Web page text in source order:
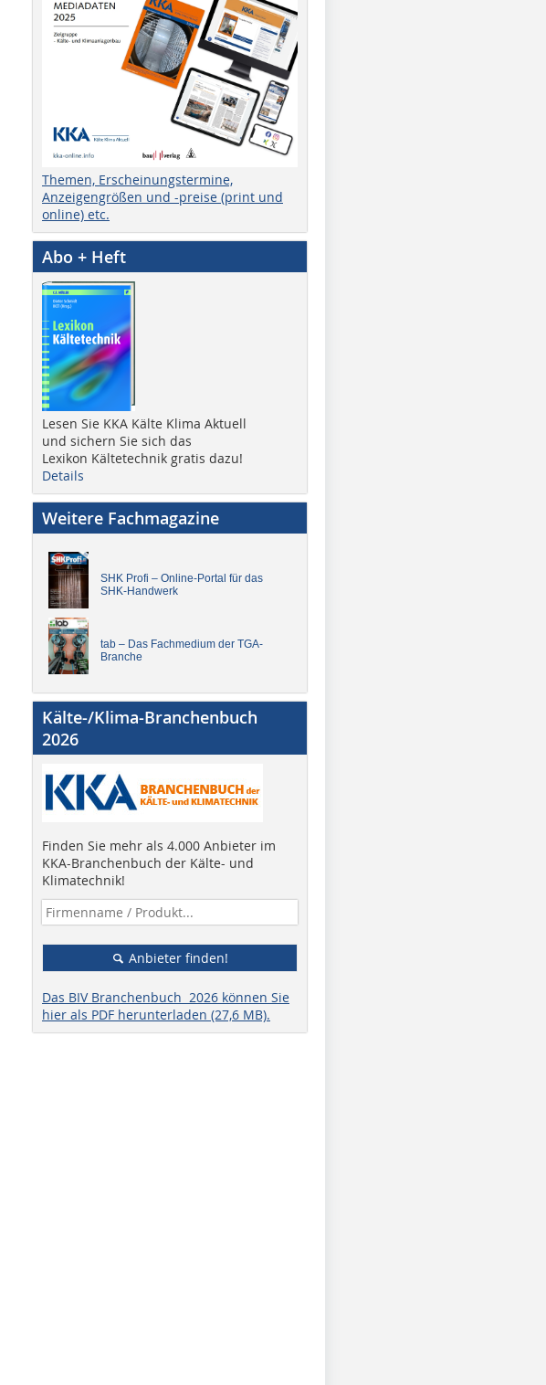
Themen, Erscheinungstermine,
Anzeigengrößen und -preise (print und
online) etc.
Abo + Heft
Lesen Sie KKA Kälte Klima Aktuell
und sichern Sie sich das
Lexikon Kältetechnik gratis dazu!
Details
Weitere Fachmagazine
SHK Profi – Online-Portal für das
SHK-Handwerk
tab – Das Fachmedium der TGA-
Branche
Kälte-/Klima-Branchenbuch
2026
Finden Sie mehr als 4.000 Anbieter im
KKA-Branchenbuch der Kälte- und
Klimatechnik!
Anbieter finden!
Das BIV Branchenbuch 2026 können Sie
hier als PDF herunterladen (27,6 MB).